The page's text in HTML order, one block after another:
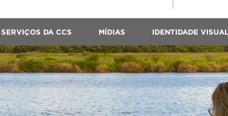
DA CCS MÍDIAS IDENTIDADE